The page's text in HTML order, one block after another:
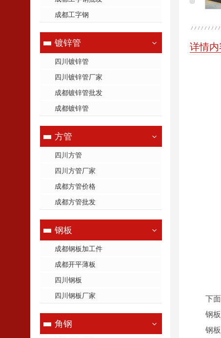
成都工字钢
镀锌管
四川镀锌管
四川镀锌管厂家
成都镀锌管批发
成都镀锌管
方管
四川方管
四川方管厂家
成都方管价格
成都方管批发
钢板
成都钢板加工件
成都开平薄板
四川钢板
四川钢板厂家
角钢
详情内
下
钢
钢